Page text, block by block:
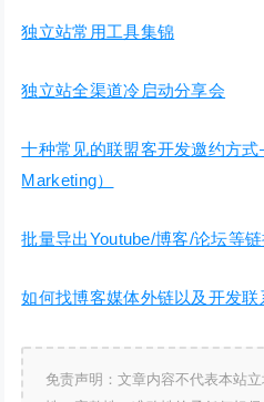
独立站常用工具集锦
独立站全渠道冷启动分享会
十种常见的联盟客开发邀约方
Marketing）
批量导出Youtube/博客/论坛等
如何找博客媒体外链以及开发联
免责声明：文章内容不代表本站